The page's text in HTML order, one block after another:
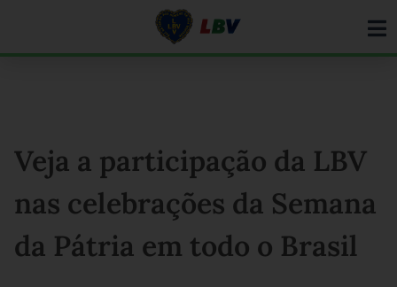
Veja a participação da LBV
nas celebrações da Semana
da Pátria em todo o Brasil